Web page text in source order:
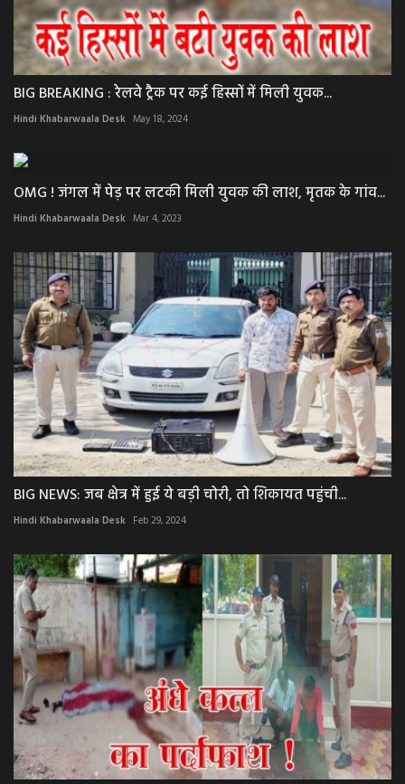
BIG BREAKING : रेलवे ट्रैक पर कई हिस्सों में मिली युवक...
Hindi Khabarwaala Desk May 18, 2024
OMG ! जंगल में पेड़ पर लटकी मिली युवक की लाश, मृतक के गांव...
Hindi Khabarwaala Desk Mar 4, 2023
BIG NEWS: जब क्षेत्र में हुई ये बड़ी चोरी, तो शिकायत पहुंची...
Hindi Khabarwaala Desk Feb 29, 2024